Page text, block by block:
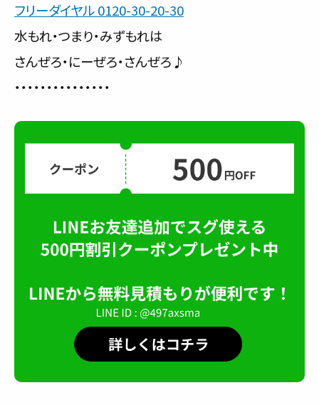
フリーダイヤル 0120-30-20-30
水もれ・つまり・みずもれは
さんぜろ・にーぜろ・さんぜろ♪
・・・・・・・・・・・・・・・